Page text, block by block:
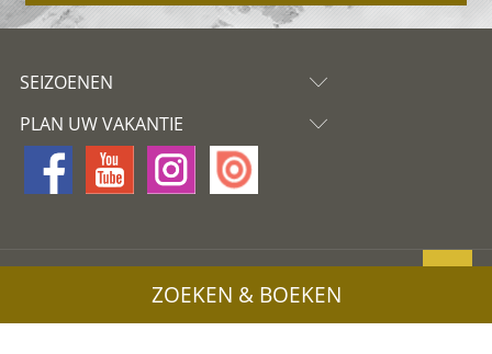
SEIZOENEN
PLAN UW VAKANTIE
Privacy
ZOEKEN & BOEKEN